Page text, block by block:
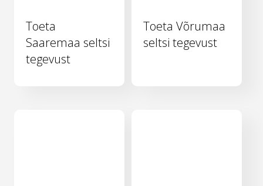
Toeta
Saaremaa seltsi
tegevust
Toeta Võrumaa
seltsi tegevust